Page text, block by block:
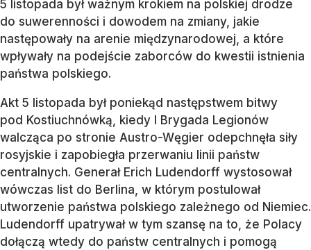
5 listopada był ważnym krokiem na polskiej drodze
do suwerenności i dowodem na zmiany, jakie
następowały na arenie międzynarodowej, a które
wpływały na podejście zaborców do kwestii istnienia
państwa polskiego.
Akt 5 listopada był poniekąd następstwem bitwy
pod Kostiuchnówką, kiedy I Brygada Legionów
walcząca po stronie Austro-Węgier odepchnęła siły
rosyjskie i zapobiegła przerwaniu linii państw
centralnych. Generał Erich Ludendorff wystosował
wówczas list do Berlina, w którym postulował
utworzenie państwa polskiego zależnego od Niemiec.
Ludendorff upatrywał w tym szansę na to, że Polacy
dołączą wtedy do państw centralnych i pomogą